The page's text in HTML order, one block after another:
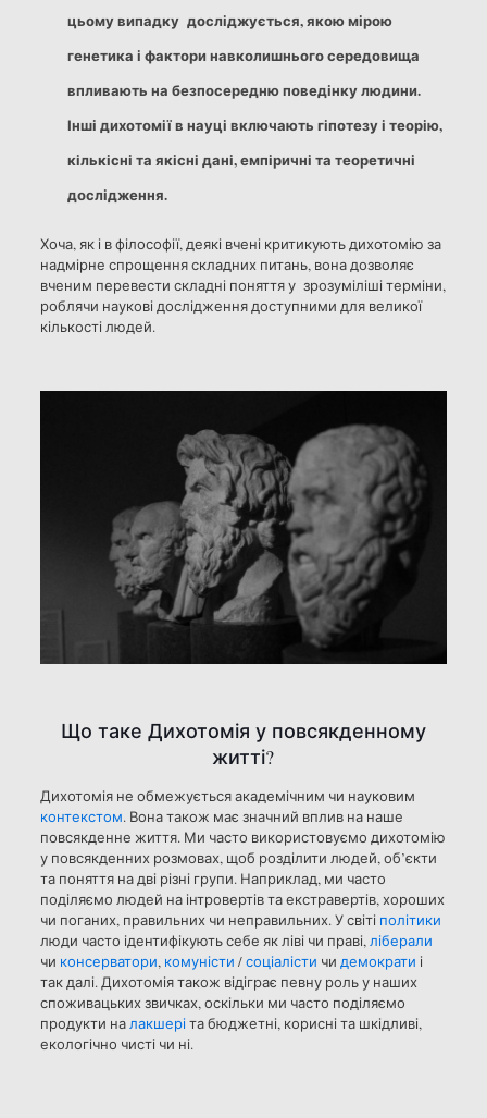
цьому випадку досліджується, якою мірою
генетика і фактори навколишнього середовища
впливають на безпосередню поведінку людини.
Інші дихотомії в науці включають гіпотезу і теорію,
кількісні та якісні дані, емпіричні та теоретичні
дослідження.
Хоча, як і в філософії, деякі вчені критикують дихотомію за
надмірне спрощення складних питань, вона дозволяє
вченим перевести складні поняття у зрозуміліші терміни,
роблячи наукові дослідження доступними для великої
кількості людей.
Що таке Дихотомія у повсякденному
житті?
Дихотомія не обмежується академічним чи науковим
контекстом. Вона також має значний вплив на наше
повсякденне життя. Ми часто використовуємо дихотомію
у повсякденних розмовах, щоб розділити людей, об’єкти
та поняття на дві різні групи. Наприклад, ми часто
поділяємо людей на інтровертів та екстравертів, хороших
чи поганих, правильних чи неправильних. У світі політики
люди часто ідентифікують себе як ліві чи праві,ліберали
чи консерватори, комуністи /соціалісти чи демократи і
так далі. Дихотомія також відіграє певну роль у наших
споживацьких звичках, оскільки ми часто поділяємо
продукти налакшеріта бюджетні, корисні та шкідливі,
екологічно чисті чи ні.